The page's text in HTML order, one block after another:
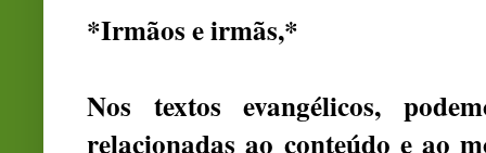
*Irmãos e irmãs,*
Nos textos evangélicos,
relacionadas ao conteúdo e ao